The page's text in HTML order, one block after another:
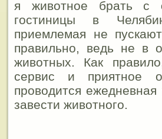
я животное брать с
гостиницы в
приемлемая не
правильно, ведь не в
животных. Как
сервис и приятное
проводится
завести животного.